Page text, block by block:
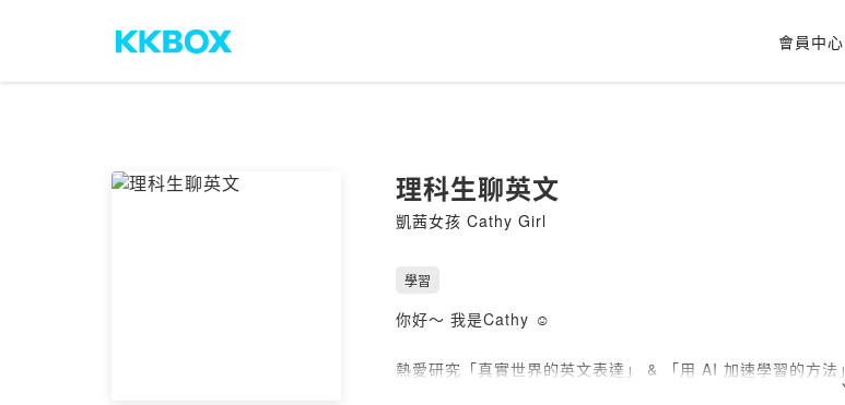
會員中心
理科生聊英文
凱茜女孩 Cathy Girl
學習
你好～ 我是Cathy ☺️
熱愛研究「真實世界的英文表達」 & 「用 AI 加速學習的方法」